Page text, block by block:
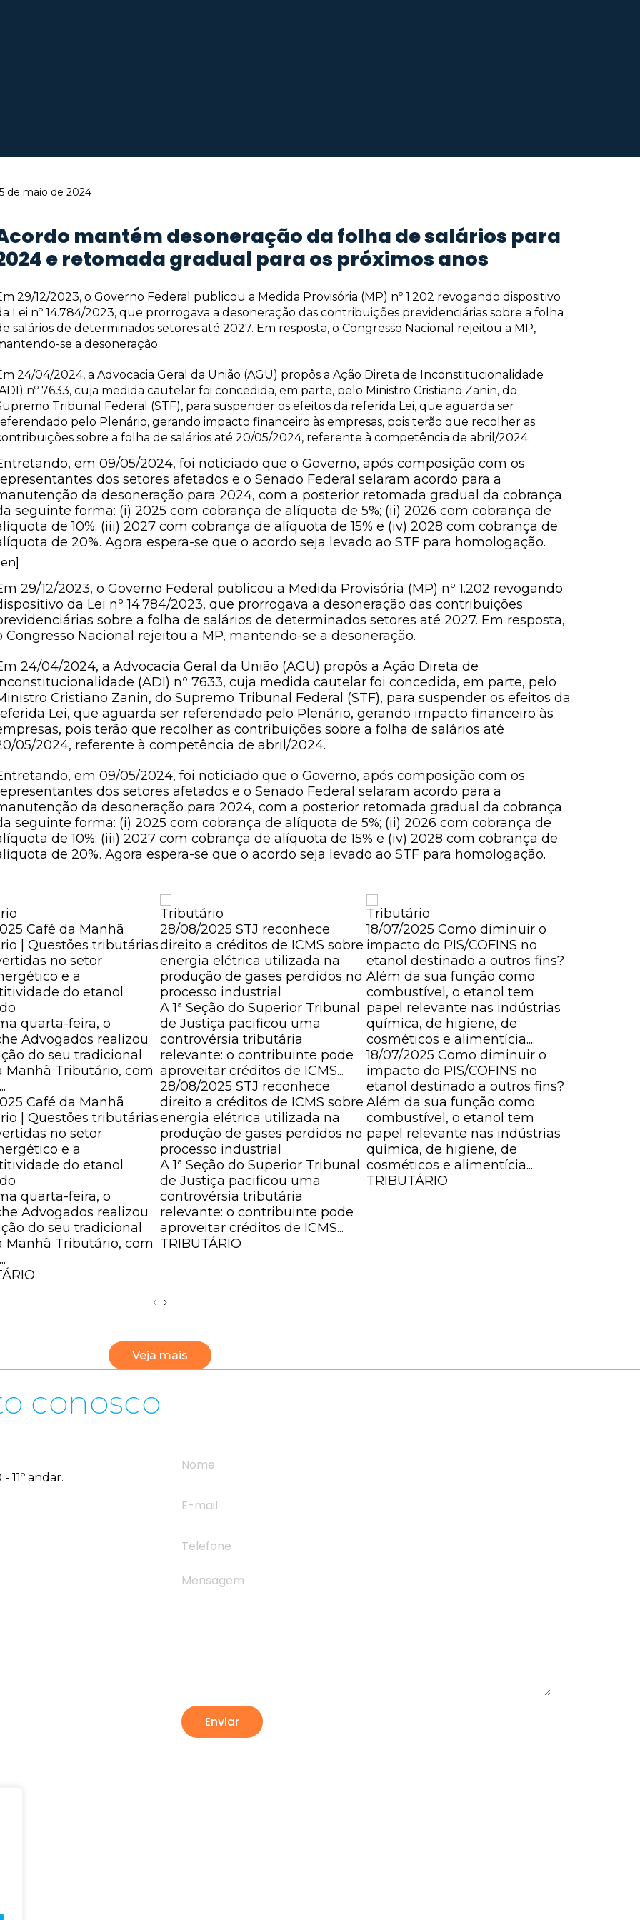
de maio de 2024
mantém desoneração da folha de salários para
e retomada gradual para os próximos anos
29/12/2023, o Governo Federal publicou a Medida Provisória (MP) nº 1.202 revogando dispositivo
Lei nº 14.784/2023, que prorrogava a desoneração das contribuições previdenciárias sobre a folha
salários de determinados setores até 2027. Em resposta, o Congresso Nacional rejeitou a MP,
se a desoneração.
24/04/2024, a Advocacia Geral da União (AGU) propôs a Ação Direta de Inconstitucionalidade
nº 7633, cuja medida cautelar foi concedida, em parte, pelo Ministro Cristiano Zanin, do
Tribunal Federal (STF), para suspender os efeitos da referida Lei, que aguarda ser
pelo Plenário, gerando impacto financeiro às empresas, pois terão que recolher as
sobre a folha de salários até 20/05/2024, referente à competência de abril/2024.
em 09/05/2024, foi noticiado que o Governo, após composição com os
dos setores afetados e o Senado Federal selaram acordo para a
da desoneração para 2024, com a posterior retomada gradual da cobrança
seguinte forma: (i) 2025 com cobrança de alíquota de 5%; (ii) 2026 com cobrança de
de 10%; (iii) 2027 com cobrança de alíquota de 15% e (iv) 2028 com cobrança de
de 20%. Agora espera-se que o acordo seja levado ao STF para homologação.
29/12/2023, o Governo Federal publicou a Medida Provisória (MP) nº 1.202 revogando
da Lei nº 14.784/2023, que prorrogava a desoneração das contribuições
sobre a folha de salários de determinados setores até 2027. Em resposta,
Congresso Nacional rejeitou a MP, mantendo-se a desoneração.
24/04/2024, a Advocacia Geral da União (AGU) propôs a Ação Direta de
(ADI) nº 7633, cuja medida cautelar foi concedida, em parte, pelo
Cristiano Zanin, do Supremo Tribunal Federal (STF), para suspender os efeitos da
Lei, que aguarda ser referendado pelo Plenário, gerando impacto financeiro às
pois terão que recolher as contribuições sobre a folha de salários até
05/2024, referente à competência de abril/2024.
em 09/05/2024, foi noticiado que o Governo, após composição com os
dos setores afetados e o Senado Federal selaram acordo para a
da desoneração para 2024, com a posterior retomada gradual da cobrança
seguinte forma: (i) 2025 com cobrança de alíquota de 5%; (ii) 2026 com cobrança de
de 10%; (iii) 2027 com cobrança de alíquota de 15% e (iv) 2028 com cobrança de
de 20%. Agora espera-se que o acordo seja levado ao STF para homologação.
Café da Manhã
| Questões tributárias
no setor
e a
do etanol
quarta-feira, o
Advogados realizou
do seu tradicional
Manhã Tributário, com
Café da Manhã
| Questões tributárias
no setor
e a
do etanol
quarta-feira, o
Advogados realizou
do seu tradicional
Manhã Tributário, com
Tributário
28/08/2025 STJ reconhece
direito a créditos de ICMS sobre
energia elétrica utilizada na
produção de gases perdidos no
processo industrial
A 1ª Seção do Superior Tribunal
de Justiça pacificou uma
controvérsia tributária
relevante: o contribuinte pode
aproveitar créditos de ICMS...
28/08/2025 STJ reconhece
direito a créditos de ICMS sobre
energia elétrica utilizada na
produção de gases perdidos no
processo industrial
A 1ª Seção do Superior Tribunal
de Justiça pacificou uma
controvérsia tributária
relevante: o contribuinte pode
aproveitar créditos de ICMS...
TRIBUTÁRIO
Tributário
18/07/2025 Como diminuir o
impacto do PIS/COFINS no
etanol destinado a outros fins?
Além da sua função como
combustível, o etanol tem
papel relevante nas indústrias
química, de higiene, de
cosméticos e alimentícia....
18/07/2025 Como diminuir o
impacto do PIS/COFINS no
etanol destinado a outros fins?
Além da sua função como
combustível, o etanol tem
papel relevante nas indústrias
química, de higiene, de
cosméticos e alimentícia....
TRIBUTÁRIO
‹ ›
Veja mais
conosco
11º andar.